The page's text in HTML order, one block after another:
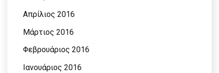
Απρίλιος 2016
Μάρτιος 2016
Φεβρουάριος 2016
Ιανουάριος 2016